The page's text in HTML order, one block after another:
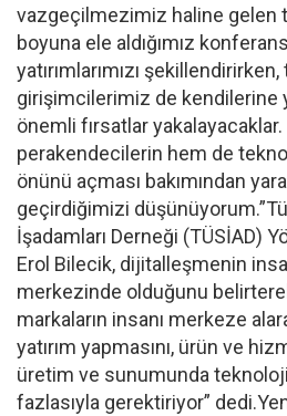
vazgeçilmezimiz haline gelen
boyuna ele aldığımız
yatırımlarımızı
girişimcilerimiz de kendilerine
önemli fırsatlar
perakendecilerin hem de
önünü açması bakımından
geçirdiğimizi
İşadamları Derneği (TÜSİAD)
Erol Bilecik, dijitalleşmenin
merkezinde olduğunu
markaların insanı merkeze
yatırım yapmasını, ürün ve
üretim ve sunumunda
fazlasıyla gerektiriyor”